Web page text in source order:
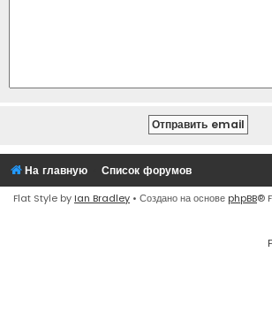
На главную Список форумов
Flat Style by Ian Bradley • Создано на основе phpBB®